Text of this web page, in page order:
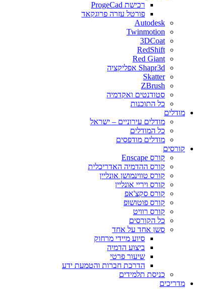
רכישת ProgeCad
פורטל עזרה פרוגקאד
Autodesk
Twinmotion
3DCoat
RedShift
Red Giant
Shapr3d אפליקציה
Skatter
ZBrush
סטודנטים ואקדמיה
כל התוכנות
מודלים
מודלים עירוניים – ישראל
כל המודלים
מודלים מודפסים
קורסים
קורס Enscape
קורס ההדמיה האדריכלית
קורס טווינמושן אונליין
קורס ויריי אונליין
קורס סקצ'אפ
קורס פוטושופ
קורס רוויט
כל הקורסים
סשן אחד על אחד
סיוע מיידי מרחוק
ביצוע הדמיה
שיעור פרטי
הדרכת חברות והטמעת ידע
כניסת תלמידים
מדריכים